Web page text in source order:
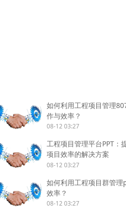
如何利用工程项目管理
作与效率？
08-12 03:27
工程项目管理平台PPT：
项目效率的解决方案
08-12 03:27
如何利用工程项目群管
效率？
08-12 03:27